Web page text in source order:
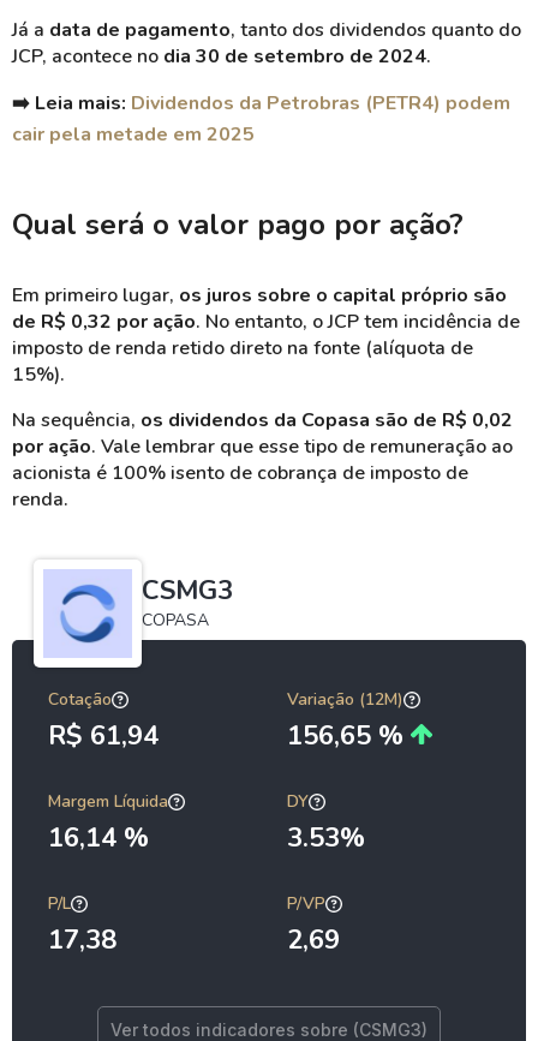
Já a data de pagamento, tanto dos dividendos quanto do
JCP, acontece no dia 30 de setembro de 2024.
➡️ Leia mais: Dividendos da Petrobras (PETR4) podem
cair pela metade em 2025
Qual será o valor pago por ação?
Em primeiro lugar, os juros sobre o capital próprio são
de R$ 0,32 por ação. No entanto, o JCP tem incidência de
imposto de renda retido direto na fonte (alíquota de
15%).
Na sequência, os dividendos da Copasa são de R$ 0,02
por ação. Vale lembrar que esse tipo de remuneração ao
acionista é 100% isento de cobrança de imposto de
renda.
CSMG3
COPASA
Cotação
R$ 61,94
Variação (12M)
156,65 %
Margem Líquida
16,14 %
DY
3.53%
P/L
17,38
P/VP
2,69
Ver todos indicadores sobre (CSMG3)